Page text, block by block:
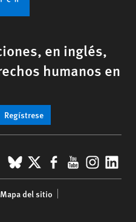
en inglés,
humanos en
Regístrese
BlueSky
X Facebook
YouTube
Mapa del sitio